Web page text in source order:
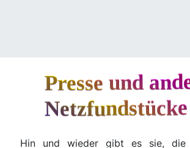
Presse und
Netzfundstücke
Hin und wie­der gibt es sie, die